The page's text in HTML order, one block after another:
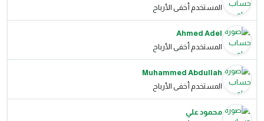
المستخدم أخفى الأرباح
Ahmed Adel
المستخدم أخفى الأرباح
Muhammed Abdullah
المستخدم أخفى الأرباح
محمود علي